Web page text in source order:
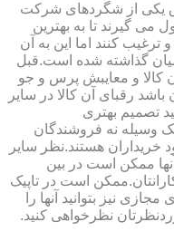
یکی از شگردهای شرکت
می گیرند تا به بهترین
ترغیب کنند اما این به آن
گذاشته شده است.قبل
آن کالا و معایبش پرس و جو
باشد رقبای آن کالا در سایر
تصمیم بهتری
وسیله نه فروشندگان
خریداران هستند.نظر سایر
ممکن است در بین
است در تاپیک
نیز بتوانید آنها را
نظرخواهی کنید.